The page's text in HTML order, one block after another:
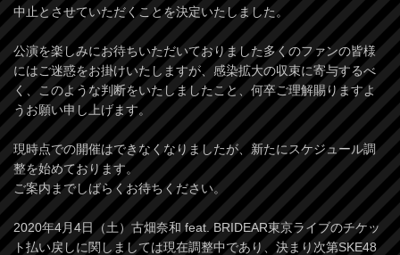
中止とさせていただくことを決定いたしました。
公演を楽しみにお待ちいただいておりました多くのファンの皆様
にはご迷惑をお掛けいたしますが、感染拡大の収束に寄与するべ
く、このような判断をいたしましたこと、何卒ご理解賜りますよ
うお願い申し上げます。
現時点での開催はできなくなりましたが、新たにスケジュール調
整を始めております。
ご案内までしばらくお待ちください。
2020年4月4日（土）古畑奈和 feat. BRIDEAR東京ライブのチケッ
ト払い戻しに関しましては現在調整中であり、決まり次第SKE48